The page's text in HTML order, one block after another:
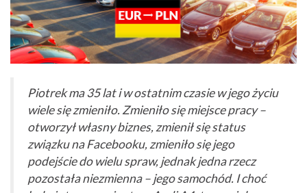
Piotrek ma 35 lat i w ostatnim czasie w jego życiu
wiele się zmieniło. Zmieniło się miejsce pracy –
otworzył własny biznes, zmienił się status
związku na Facebooku, zmieniło się jego
podejście do wielu spraw, jednak jedna rzecz
pozostała niezmienna – jego samochód. I choć